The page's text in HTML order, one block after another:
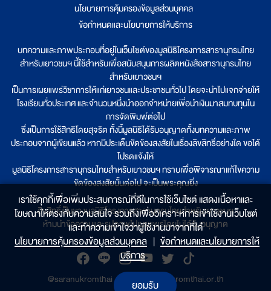
นโยบายการคุ้มครองข้อมูลส่วนบุคคล
ข้อกำหนดและนโยบายการให้บริการ
บทความและภาพประกอบที่อยู่ในเว็บไซต์ของมูลนิธิโครงการสารานุกรมไทย
สำหรับเยาวชนฯ นี้ใช้สำหรับเพื่อสนับสนุนการผลิตหนังสือสารานุกรมไทย
สำหรับเยาวชนฯ
เป็นการเผยแพร่วิชาการให้แก่เยาวชนและประชาชนทั่วไป โดยจะนำไปแจกจ่ายให้
โรงเรียนทั่วประเทศ และจำนวนหนึ่งนำออกจำหน่ายเพื่อนำเงินมาสมทบทุนใน
การจัดพิมพ์ต่อไป
ซึ่งเป็นการใช้สิทธิโดยสุจริต ทั้งนี้มูลนิธิได้รับอนุญาตทั้งบทความและภาพ
ประกอบจากผู้เขียนแล้ว หากมีประเด็นขัดข้องสงสัยในเรื่องลิขสิทธิ์อย่างใด ขอได้
โปรดแจ้งให้
มูลนิธิโครงการสารานุกรมไทยสำหรับเยาวชนฯ ทราบเพื่อพิจารณาแก้ไขความ
ขัดข้องสงสัยนั้นต่อไป จะเป็นพระคุณยิ่ง
ลิขสิทธิ์เป็นของมูลนิธิโครงการสารานุกรมไทยสำหรับเยาวชนฯ
ห้ามนำข้อความและรูปภาพไปเผยแพร่โดยไม่ได้รับอนุญาต
@saranukromthai | www.saranukromthai.or.th
เราใช้คุกกี้เพื่อเพิ่มประสบการณ์ที่ดีในการใช้เว็บไซต์ แสดงเนื้อหาและ
โฆษณาให้ตรงกับความสนใจ รวมถึงเพื่อวิเคราะห์การเข้าใช้งานเว็บไซต์
และทำความเข้าใจว่าผู้ใช้งานมาจากที่ใด๋
นโยบายการคุ้มครองข้อมูลส่วนบุคคล | ข้อกำหนดและนโยบายการให้
บริการ
ยอมรับ